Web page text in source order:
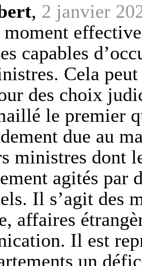
, 2 janvier
moment
capables
Cela
des choix
le premier
due au
ministres dont
agités par
Il s’agit des
affaires
Il est
un